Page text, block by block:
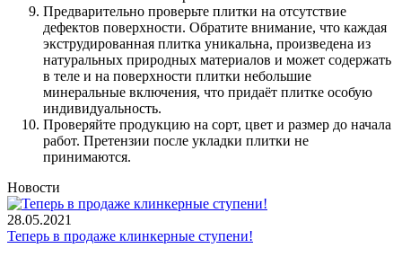
Предварительно проверьте плитки на отсутствие
дефектов поверхности. Обратите внимание, что каждая
экструдированная плитка уникальна, произведена из
натуральных природных материалов и может содержать
в теле и на поверхности плитки небольшие
минеральные включения, что придаёт плитке особую
индивидуальность.
Проверяйте продукцию на сорт, цвет и размер до начала
работ. Претензии после укладки плитки не
принимаются.
Новости
28.05.2021
Теперь в продаже клинкерные ступени!